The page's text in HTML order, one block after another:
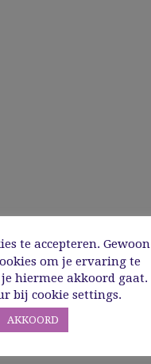
te accepteren. Gewoon
om je ervaring te
hiermee akkoord gaat.
bij cookie settings.
AKKOORD